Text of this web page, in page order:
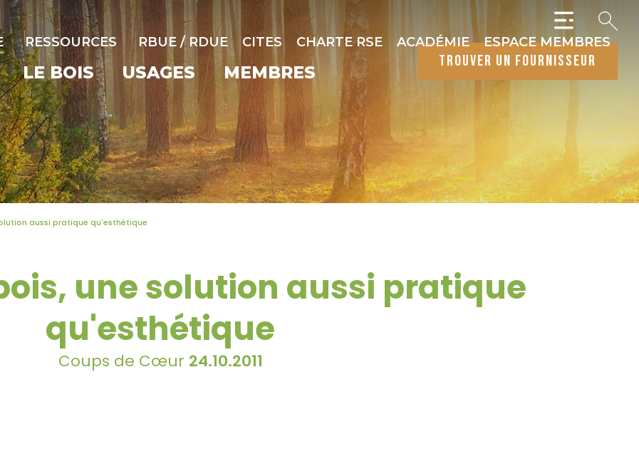
RESSOURCES RBUE / RDUE CITES CHARTE RSE ACADÉMIE ESPACE MEMBRES
LE BOIS USAGES MEMBRES
trouver un fournisseur
aussi pratique qu'esthétique
une solution aussi pratique
qu'esthétique
Coups de Cœur 24.10.2011